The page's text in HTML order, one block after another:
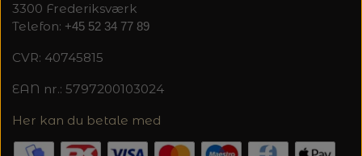
3300 Frederiksværk
Telefon: +45 52 34 77 89
CVR: 40745815
EAN nr.: 5797200103024
Her kan du betale med